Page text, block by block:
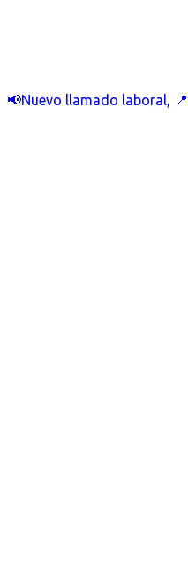
📢Nuevo llamado laboral,